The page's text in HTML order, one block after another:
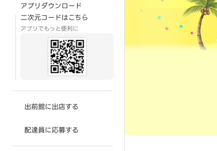
アプリダウンロード
二次元コードはこちら
アプリでもっと便利に
出前館に出店する
配達員に応募する